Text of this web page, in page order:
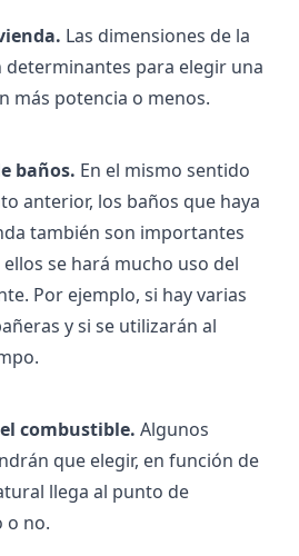
Las dimensiones de la
determinantes para elegir una
más potencia o menos.
baños. En el mismo sentido
anterior, los baños que haya
también son importantes
se hará mucho uso del
Por ejemplo, si hay varias
y si se utilizarán al
combustible. Algunos
que elegir, en función de
llega al punto de
o no.